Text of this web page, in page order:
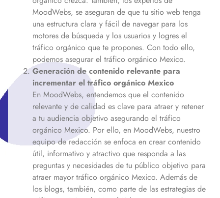
MoodWebs, se aseguran de que tu sitio web tenga
una estructura clara y fácil de navegar para los
motores de búsqueda y los usuarios y logres el
tráfico orgánico que te propones. Con todo ello,
podemos asegurar el tráfico orgánico Mexico.
Generación de contenido relevante para
incrementar el tráfico orgánico Mexico
En MoodWebs, entendemos que el contenido
relevante y de calidad es clave para atraer y retener
a tu audiencia objetivo asegurando el tráfico
orgánico Mexico. Por ello, en MoodWebs, nuestro
equipo de redacción se enfoca en crear contenido
útil, informativo y atractivo que responda a las
preguntas y necesidades de tu público objetivo para
atraer mayor tráfico orgánico Mexico. Además de
los blogs, también, como parte de las estrategias de